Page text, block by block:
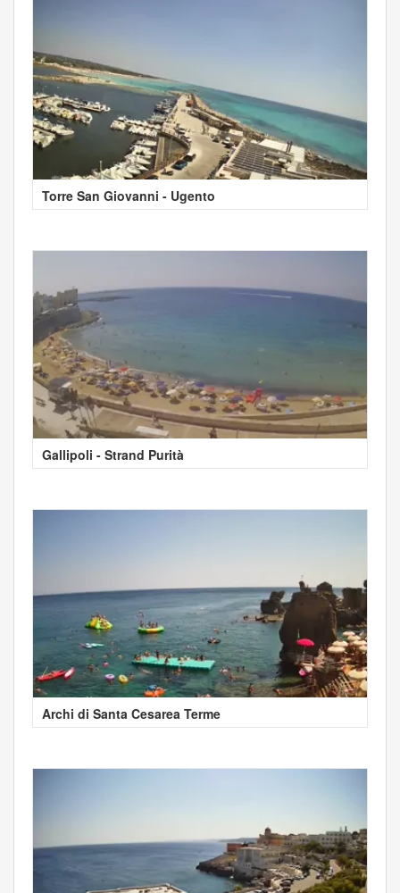
Torre San Giovanni - Ugento
Gallipoli - Strand Purità
Archi di Santa Cesarea Terme